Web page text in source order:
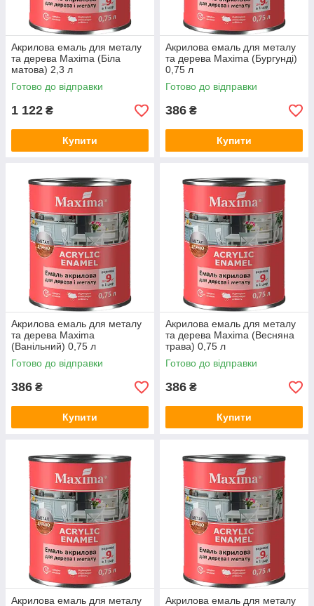
Акрилова емаль для металу
та дерева Maxima (Біла
матова) 2,3 л
Готово до відправки
1 122 ₴
Купити
Акрилова емаль для металу
та дерева Maxima (Бургунді)
0,75 л
Готово до відправки
386 ₴
Купити
Акрилова емаль для металу
та дерева Maxima
(Ванільний) 0,75 л
Готово до відправки
386 ₴
Купити
Акрилова емаль для металу
та дерева Maxima (Весняна
трава) 0,75 л
Готово до відправки
386 ₴
Купити
Акрилова емаль для металу Акрилова емаль для металу